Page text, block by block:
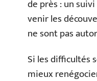
de près : un
venir les
ne sont pas
Si les difficultés
mieux